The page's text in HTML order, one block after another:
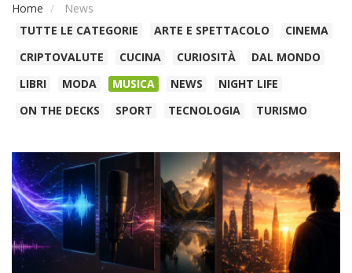
Home
News
TUTTE LE CATEGORIE
ARTE E SPETTACOLO
CINEMA
CRIPTOVALUTE
CUCINA CURIOSITÀ
DAL MONDO
LIBRI
MODA MUSICA NEWS
NIGHT LIFE
ON THE DECKS
SPORT TECNOLOGIA TURISMO